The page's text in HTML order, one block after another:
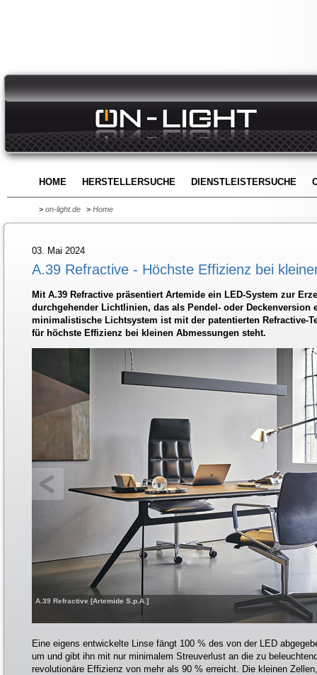
HOME HERSTELLERSUCHE DIENSTLEISTERSUCHE
> on-light.de > Home
03. Mai 2024
A.39 Refractive - Höchste Effizienz bei
Mit A.39 Refractive präsentiert Artemide ein LED-System zur
durchgehender Lichtlinien, das als Pendel- oder Deckenversion
minimalistische Lichtsystem ist mit der patentierten Refractive-
für höchste Effizienz bei kleinen Abmessungen steht.
A.39 Refractive [Artemide S.p.A.]
Eine eigens entwickelte Linse fängt 100 % des von der LED
um und gibt ihn mit nur minimalem Streuverlust an die zu
revolutionäre Effizienz von mehr als 90 % erreicht. Die kleinen